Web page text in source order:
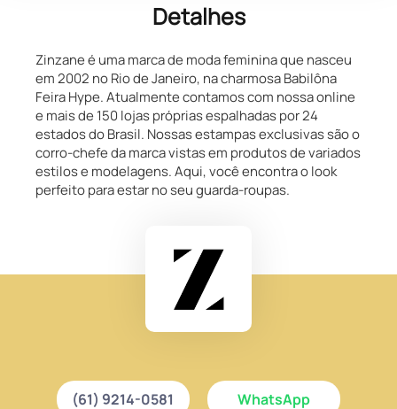
Detalhes
Zinzane é uma marca de moda feminina que nasceu
em 2002 no Rio de Janeiro, na charmosa Babilôna
Feira Hype. Atualmente contamos com nossa online
e mais de 150 lojas próprias espalhadas por 24
estados do Brasil. Nossas estampas exclusivas são o
corro-chefe da marca vistas em produtos de variados
estilos e modelagens. Aqui, você encontra o look
perfeito para estar no seu guarda-roupas.
(61) 9214-0581 WhatsApp